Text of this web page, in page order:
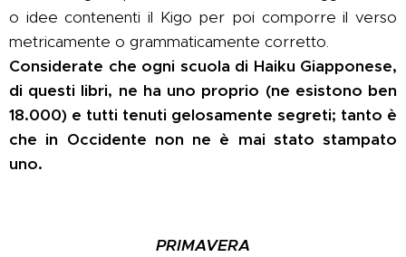
o idee contenenti il Kigo per poi comporre il verso
metricamente o grammaticamente corretto.
Considerate che ogni scuola di Haiku Giapponese,
di questi libri, ne ha uno proprio (ne esistono ben
18.000) e tutti tenuti gelosamente segreti; tanto è
che in Occidente non ne è mai stato stampato
uno.
PRIMAVERA